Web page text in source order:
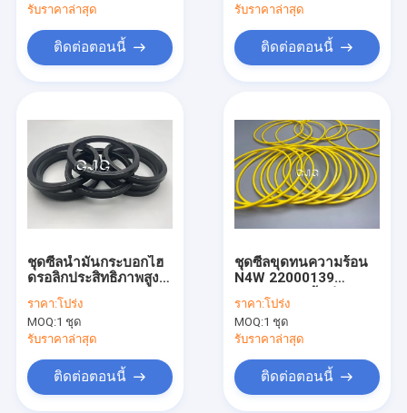
รับราคาล่าสุด
ติดต่อตอนนี้
รับราคาล่าสุด
ติดต่อตอนนี้
ชุดซีลน้ำมันกระบอกไฮ
ดรอลิกประสิทธิภาพสูง
90 - 96 Shore 40MPa
วัสดุยาง
ราคา:โปร่ง
MOQ:1 ชุด
รับราคาล่าสุด
ติดต่อตอนนี้
ชุดซีลขุดทนความร้อน
N4W 22000139
135X3mm เส้นผ่าน
ศูนย์กลาง
ราคา:โปร่ง
MOQ:1 ชุด
รับราคาล่าสุด
ติดต่อตอนนี้